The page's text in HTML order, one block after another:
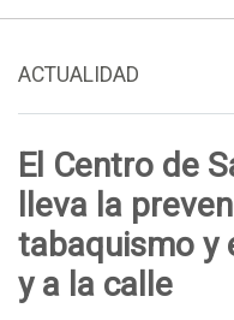
ACTUALIDAD
El Centro de
lleva la
tabaquismo y
y a la calle